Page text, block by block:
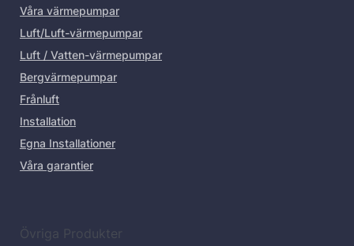
Våra värmepumpar
Luft/Luft-värmepumpar
Luft / Vatten-värmepumpar
Bergvärmepumpar
Frånluft
Installation
Egna Installationer
Våra garantier
Övriga Produkter